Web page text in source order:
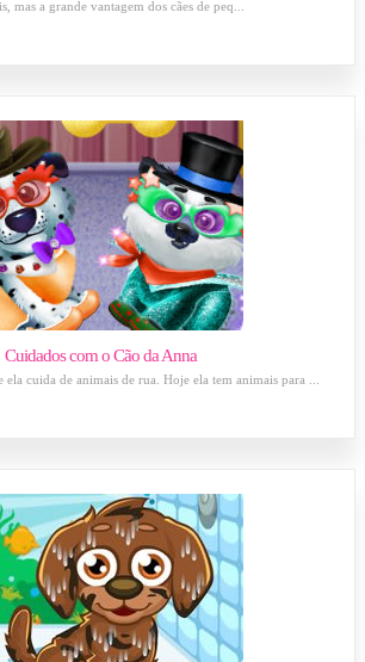
mas a grande vantagem dos cães de peq...
Cuidados com o Cão da Anna
cuida de animais de rua. Hoje ela tem animais para ...